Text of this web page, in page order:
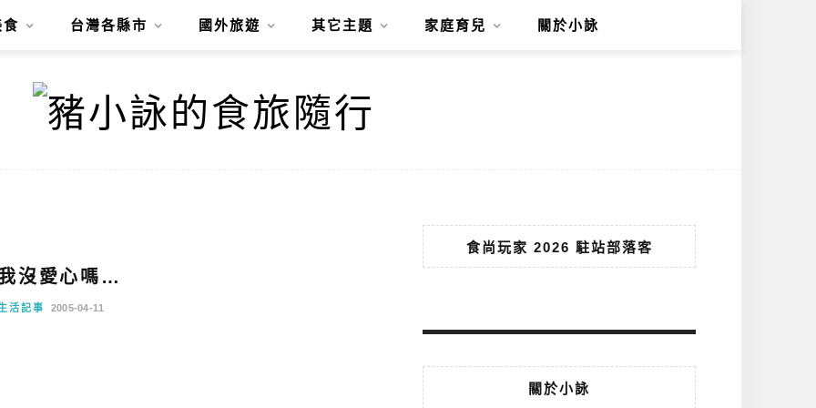
食 台灣各縣市 國外旅遊 其它主題 家庭育兒 關於小詠
沒愛心嗎…
活記事 2005-04-11
食尚玩家 2026 駐站部落客
關於小詠